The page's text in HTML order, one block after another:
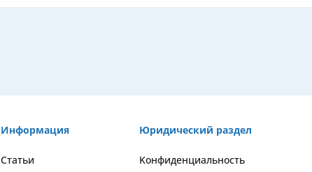
Информация
Статьи
Юридический раздел
Kонфиденциальность